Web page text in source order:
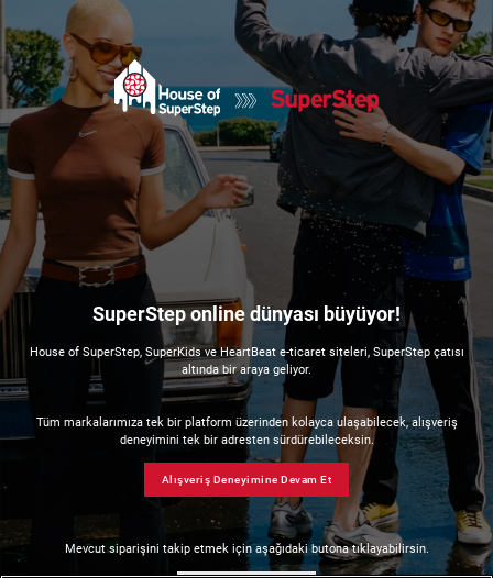
SuperStep online dünyası büyüyor!
House of SuperStep, SuperKids ve HeartBeat e-ticaret siteleri, SuperStep çatısı
altında bir araya geliyor.
Tüm markalarımıza tek bir platform üzerinden kolayca ulaşabilecek, alışveriş
deneyimini tek bir adresten sürdürebileceksin.
Alışveriş Deneyimine Devam Et
Mevcut siparişini takip etmek için aşağıdaki butona tıklayabilirsin.